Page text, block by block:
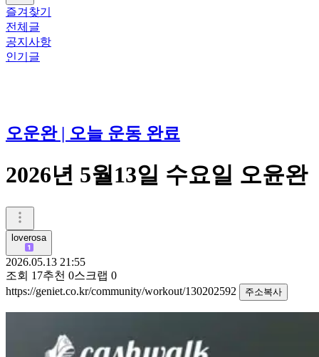
즐겨찾기
전체글
공지사항
인기글
오운완 | 오늘 운동 완료
2026년 5월13일 수요일 오윤완
loverosa
2026.05.13 21:55
조회 17추천 0스크랩 0
https://geniet.co.kr/community/workout/130202592
주소복사